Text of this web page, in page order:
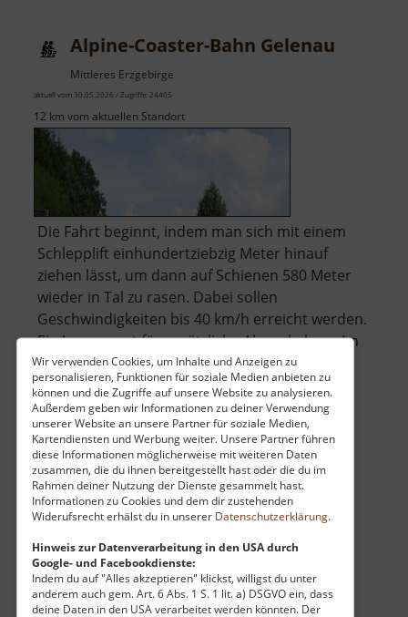
Wir verwenden Cookies, um Inhalte und Anzeigen zu
personalisieren, Funktionen für soziale Medien anbieten zu
können und die Zugriffe auf unsere Website zu analysieren.
Außerdem geben wir Informationen zu deiner Verwendung
unserer Website an unsere Partner für soziale Medien,
Kartendiensten und Werbung weiter. Unsere Partner führen
diese Informationen möglicherweise mit weiteren Daten
zusammen, die du ihnen bereitgestellt hast oder die du im
Rahmen deiner Nutzung der Dienste gesammelt hast.
Informationen zu Cookies und dem dir zustehenden
Widerufsrecht erhälst du in unserer Datenschutzerklärung.
Hinweis zur Datenverarbeitung in den USA durch
Google- und Facebookdienste:
Indem du auf "Alles akzeptieren" klickst, willigst du unter
anderem auch gem. Art. 6 Abs. 1 S. 1 lit. a) DSGVO ein, dass
deine Daten in den USA verarbeitet werden könnten. Der
Alpine-Coaster-Bahn Gelenau
Mittleres Erzgebirge
aktuell vom 30.05.2026 / Zugriffe: 24405
12 km vom aktuellen Standort
Die Fahrt beginnt, indem man sich mit einem
Schlepplift einhundertziebzig Meter hinauf
ziehen lässt, um dann auf Schienen 580 Meter
wieder in Tal zu rasen. Dabei sollen
Geschwindigkeiten bis 40 km/h erreicht werden.
Ein Jump sorgt für zusätzliche Abwechslung. Im
Sommer lädt das nahe gelegene Freibad.. »
weiterlesenüber
Alpine-
Coaster-
Bahn
Gelenau
Alte Erzwäsche Halsbrücke
Osterzgebirge
aktuell vom 05.07.2026 / Zugriffe: 14721
46 km vom aktuellen Standort